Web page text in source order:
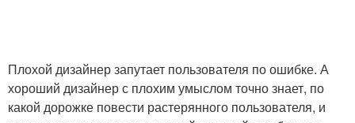
Плохой дизайнер запутает пользователя по ошибке. А
хороший дизайнер с плохим умыслом точно знает, по
какой дорожке повести растерянного пользователя, и